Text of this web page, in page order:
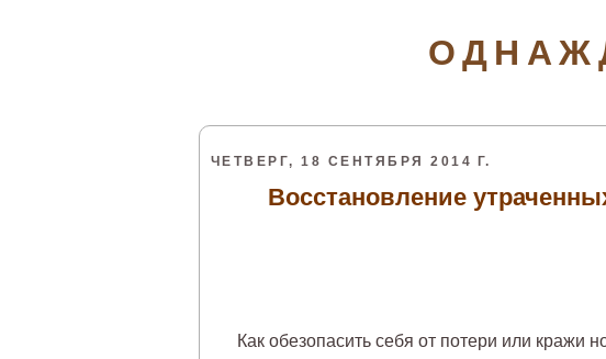
ЧЕТВЕРГ, 18 СЕНТЯБРЯ 2014 Г.
Восстановление
Как обезопасить себя от потери или кражи